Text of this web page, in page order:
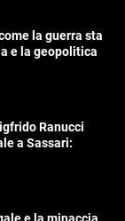
la guerra sta
e la geopolitica
Ranucci
a Sassari: